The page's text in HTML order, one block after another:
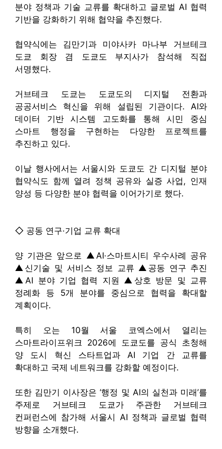
분야 정책과 기술 교류를 확대하고 글로벌 AI 협력
기반을 강화하기 위해 협약을 추진했다.
협약식에는 김만기과 미야사카 마나부 거브테크
도쿄 회장 겸 도쿄도 부지사가 참석해 직접
서명했다.
거브테크 도쿄는 도쿄도의 디지털 전환과
공공서비스 혁신을 위해 설립된 기관이다. AI와
데이터 기반 시스템 고도화를 통해 시민 중심
스마트 행정을 구현하는 다양한 프로젝트를
추진하고 있다.
이날 행사에서는 서울시와 도쿄도 간 디지털 분야
협약식도 함께 열려 정책 공유와 실증 사업, 인재
양성 등 다양한 분야 협력을 이어가기로 했다.
◇ 공동 연구·기업 교류 확대
양 기관은 앞으로 ▲AI·스마트시티 우수사례 공유
▲신기술 및 서비스 정보 교류 ▲공동 연구 추진
▲AI 분야 기업 협력 지원 ▲상호 방문 및 교류
정례화 등 5개 분야를 중심으로 협력을 확대할
계획이다.
특히 오는 10월 서울 코엑스에서 열리는
스마트라이프위크 2026에 도쿄도를 공식 초청해
양 도시 혁신 스타트업과 AI 기업 간 교류를
확대하고 국제 네트워크를 강화할 예정이다.
또한 김만기 이사장은 ‘행정 및 AI의 실천과 미래’를
주제로 거브테크 도쿄가 주관한 거브테크
컨퍼런스에 참가해 서울시 AI 정책과 글로벌 협력
방향을 소개했다.